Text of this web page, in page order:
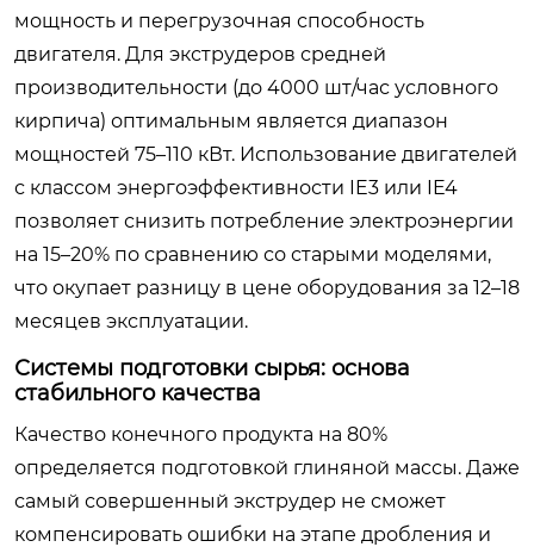
мощность и перегрузочная способность
двигателя. Для экструдеров средней
производительности (до 4000 шт/час условного
кирпича) оптимальным является диапазон
мощностей 75–110 кВт. Использование двигателей
с классом энергоэффективности IE3 или IE4
позволяет снизить потребление электроэнергии
на 15–20% по сравнению со старыми моделями,
что окупает разницу в цене оборудования за 12–18
месяцев эксплуатации.
Системы подготовки сырья: основа
стабильного качества
Качество конечного продукта на 80%
определяется подготовкой глиняной массы. Даже
самый совершенный экструдер не сможет
компенсировать ошибки на этапе дробления и